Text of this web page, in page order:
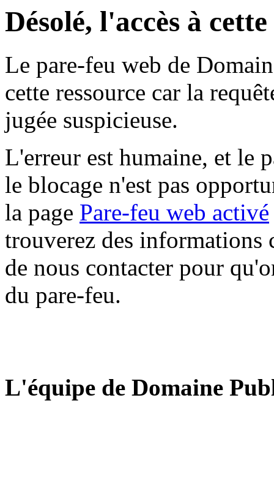
Désolé, l'accès à
Le pare-feu web de
cette ressource car la
jugée suspicieuse.
L'erreur est humaine, et le
le blocage n'est pas
la page Pare-feu web activé
trouverez des informations
de nous contacter pour
du pare-feu.
L'équipe de Domaine